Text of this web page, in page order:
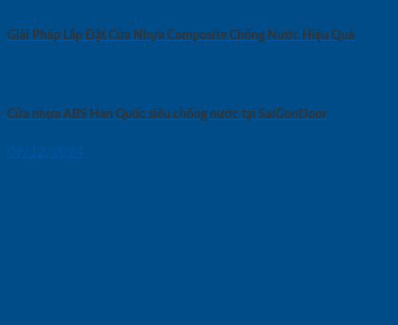
Giải Pháp Lắp Đặt Cửa Nhựa Composite Chống Nước Hiệu Quả
Cửa nhựa ABS Hàn Quốc siêu chống nước tại SaiGonDoor
09/12/2024